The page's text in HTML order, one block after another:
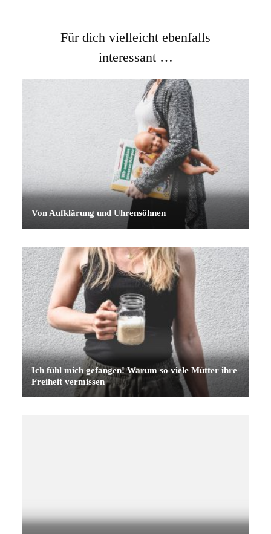
Für dich vielleicht ebenfalls
interessant …
Von Aufklärung und Uhrensöhnen
Ich fühl mich gefangen! Warum so viele Mütter ihre
Freiheit vermissen